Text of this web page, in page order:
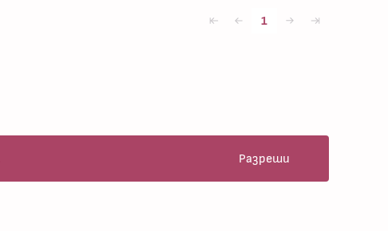
first first 1 nextlast
Разреши